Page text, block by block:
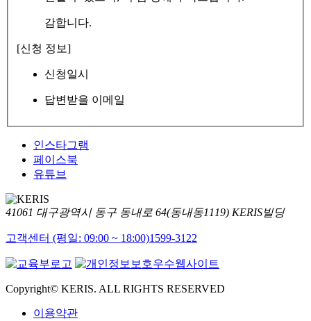
감합니다.
[신청 정보]
신청일시
답변받을 이메일
인스타그램
페이스북
유튜브
41061 대구광역시 동구 동내로 64(동내동1119) KERIS빌딩
고객센터 (평일: 09:00 ~ 18:00)1599-3122
Copyright© KERIS. ALL RIGHTS RESERVED
이용약관